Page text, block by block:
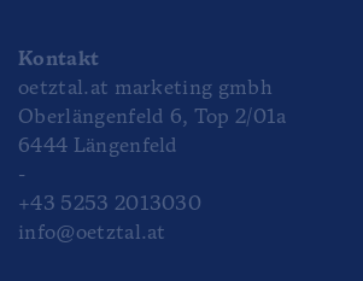
Kontakt
oetztal.at marketing gmbh
Oberlängenfeld 6, Top 2/01a
6444 Längenfeld
-
+43 5253 2013030
info@oetztal.at